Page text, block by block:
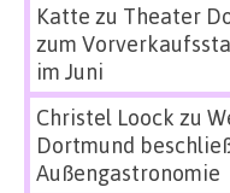
Katte zu Theater
zum
im Juni
Christel Loock zu
Dortmund
Außengastronomie